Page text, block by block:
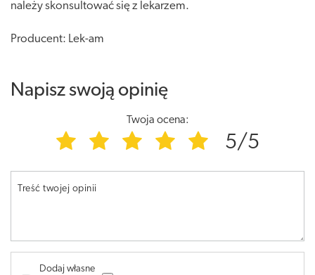
należy skonsultować się z lekarzem.
Producent: Lek-am
Napisz swoją opinię
Twoja ocena:
5/5
Treść twojej opinii
Dodaj własne